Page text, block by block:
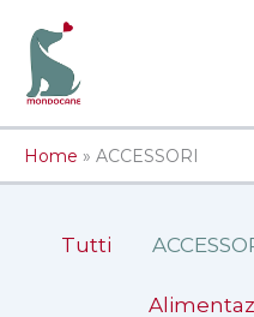
contenuto
Home » ACCESSORI
posts
Tutti